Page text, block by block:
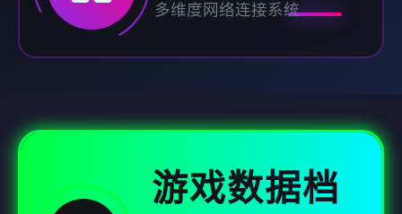
多维度网络连接系统
游戏数据档